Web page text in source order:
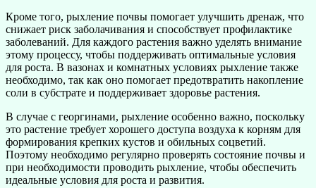
Кроме того, рыхление почвы помогает улучшить дренаж, что
снижает риск заболачивания и способствует профилактике
заболеваний. Для каждого растения важно уделять внимание
этому процессу, чтобы поддерживать оптимальные условия
для роста. В вазонах и комнатных условиях рыхление также
необходимо, так как оно помогает предотвратить накопление
соли в субстрате и поддерживает здоровье растения.
В случае с георгинами, рыхление особенно важно, поскольку
это растение требует хорошего доступа воздуха к корням для
формирования крепких кустов и обильных соцветий.
Поэтому необходимо регулярно проверять состояние почвы и
при необходимости проводить рыхление, чтобы обеспечить
идеальные условия для роста и развития.